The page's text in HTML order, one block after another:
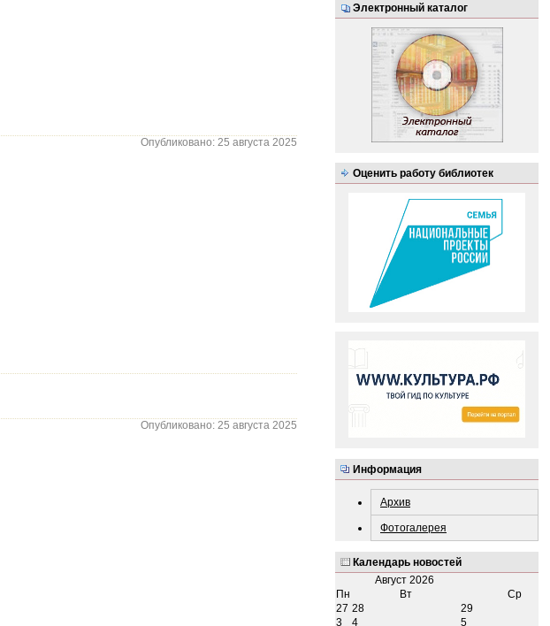
Опубликовано: 25 августа 2025
Опубликовано: 25 августа 2025
Электронный каталог
Оценить работу библиотек
Информация
Архив
Фотогалерея
Календарь новостей
Август 2026
Пн
Вт
Ср
27 28
29
3
4
5